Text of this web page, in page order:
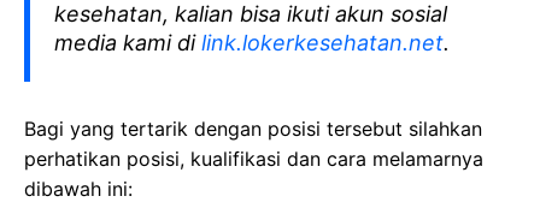
kesehatan, kalian bisa ikuti akun sosial
media kami dilink.lokerkesehatan.net.
Bagi yang tertarik dengan posisi tersebut silahkan
perhatikan posisi, kualifikasi dan cara melamarnya
dibawah ini: